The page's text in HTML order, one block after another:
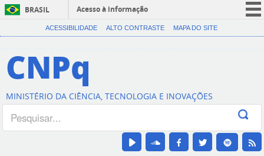
BRASIL
Acesso à informação
CORONAVÍRUS (COVID-19)
Canais
ACESSIBILIDADE ALTO CONTRASTE MAPA DO SITE
CNPq
MINISTÉRIO DA CIÊNCIA, TECNOLOGIA E INOVAÇÕES